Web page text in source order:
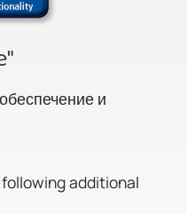
и
additional